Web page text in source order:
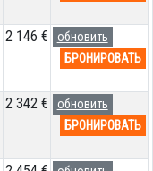
2 146 €
обновить
БРОНИРОВАТЬ
2 342 €
обновить
БРОНИРОВАТЬ